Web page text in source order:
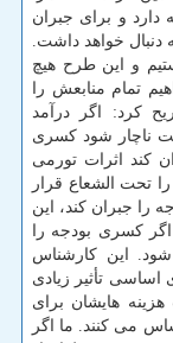
دارد و برای جبران
دنبال خواهد داشت.
و این طرح هیچ
تمام منابعش را
كرد: اگر درآمد
ناچار شود كسری
كند اثرات تورمی
تحت الشعاع قرار
را جبران كند، این
اگر كسری بودجه را
شود. این كارشناس
اساسی تأثیر زیادی
هایشان برای
می كنند. ما اگر